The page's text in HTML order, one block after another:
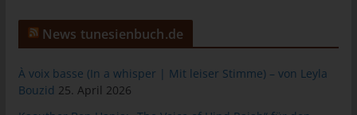
News tunesienbuch.de
À voix basse (In a whisper | Mit leiser Stimme) – von Leyla
Bouzid 25. April 2026
Zahlreiche Internetseiten und Server verwenden Cookies. Viele
Cookies enthalten eine sogenannte Cookie-ID. Eine Cookie-ID
Zeichenfolge, durch welche Internetseiten und Server dem
konkreten Internetbrowser zugeordnet werden können, in dem